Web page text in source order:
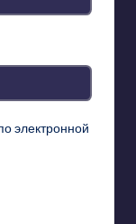
электронной